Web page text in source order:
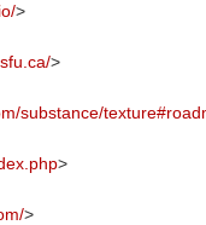
>
>
substance/
>
>